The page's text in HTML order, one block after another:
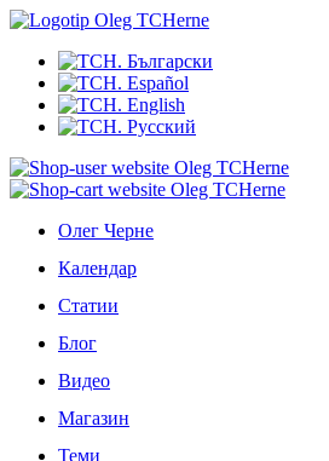
Олег Черне
Календар
Статии
Блог
Видео
Магазин
Теми